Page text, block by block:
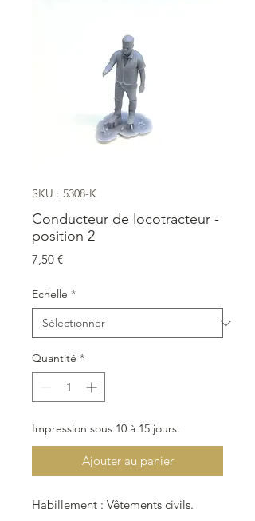
SKU : 5308-K
Conducteur de locotracteur -
position 2
7,50 €Prix
Echelle *
Quantité *
Impression sous 10 à 15 jours.
Ajouter au panier
Habillement : Vêtements civils.